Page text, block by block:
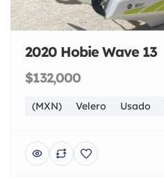
2020 Hobie Wave 13
$132,000
(MXN) Velero Usado